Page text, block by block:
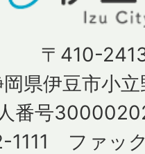
〒410-
岡県伊豆市小
人番号
1111 ファッ